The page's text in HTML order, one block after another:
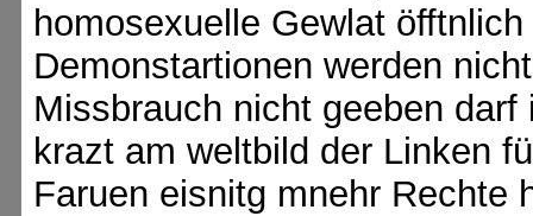
homosexuelle Gewlat
Demonstartionen werden
Missbrauch nicht geeben
krazt am weltbild der Linken
Faruen eisnitg mnehr Rechte